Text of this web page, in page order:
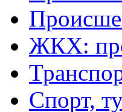
ЖКХ:
Спорт,